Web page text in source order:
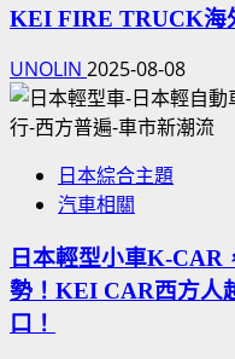
KEI FIRE TRUCK海
UNOLIN 2025-08-08
日本綜合主題
汽車相關
日本輕型小車K-CAR
勢！KEI CAR西方人
口！